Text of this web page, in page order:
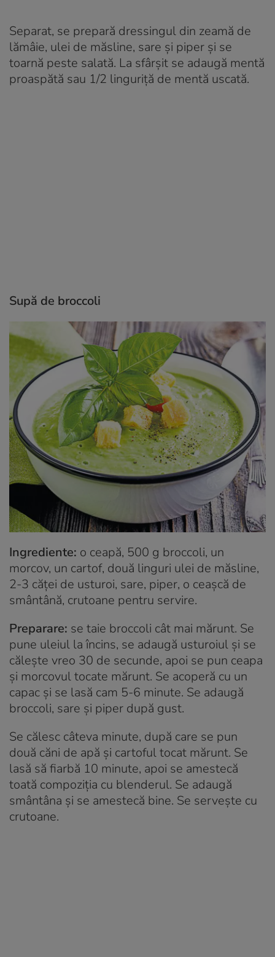
Separat, se prepară dressingul din zeamă de
lămâie, ulei de măsline, sare şi piper şi se
toarnă peste salată. La sfârşit se adaugă mentă
proaspătă sau 1/2 linguriţă de mentă uscată.
Supă de broccoli
Ingrediente: o ceapă, 500 g broccoli, un
morcov, un cartof, două linguri ulei de măsline,
2-3 căţei de usturoi, sare, piper, o ceaşcă de
smântână, crutoane pentru servire.
Preparare: se taie broccoli cât mai mărunt. Se
pune uleiul la încins, se adaugă usturoiul şi se
căleşte vreo 30 de secunde, apoi se pun ceapa
şi morcovul tocate mărunt. Se acoperă cu un
capac şi se lasă cam 5-6 minute. Se adaugă
broccoli, sare şi piper după gust.
Se călesc câteva minute, după care se pun
două căni de apă şi cartoful tocat mărunt. Se
lasă să fiarbă 10 minute, apoi se amestecă
toată compoziţia cu blenderul. Se adaugă
smântâna şi se amestecă bine. Se serveşte cu
crutoane.